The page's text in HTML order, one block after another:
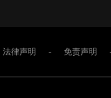
法律声明 - 免责声明